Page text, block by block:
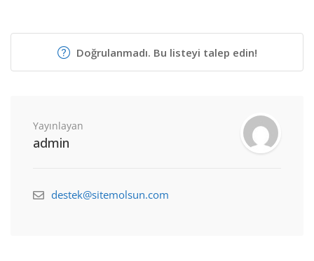
Doğrulanmadı. Bu listeyi talep edin!
Yayınlayan
admin
destek@sitemolsun.com